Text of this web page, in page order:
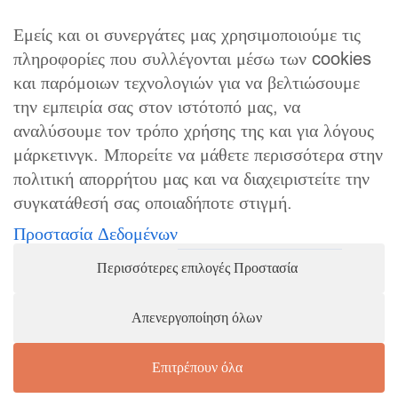
k a
m
ΧΡΗΣΙΜΑ
Όροι Χρήσης
Τρόπος Πληρωμής
Τρόποι Αποστολής
Πολιτική Επιστροφών
Εμείς και οι συνεργάτες μας χρησιμοποιούμε τις
πληροφορίες που συλλέγονται μέσω των cookies
και παρόμοιων τεχνολογιών για να βελτιώσουμε
την εμπειρία σας στον ιστότοπό μας, να
αναλύσουμε τον τρόπο χρήσης της και για λόγους
μάρκετινγκ. Μπορείτε να μάθετε περισσότερα στην
πολιτική απορρήτου μας και να διαχειριστείτε την
συγκατάθεσή σας οποιαδήποτε στιγμή.
Προστασία Δεδομένων
Περισσότερες επιλογές Προστασία
Απενεργοποίηση όλων
Επιτρέπουν όλα